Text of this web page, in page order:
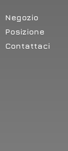
Negozio
Posizione
Contattaci